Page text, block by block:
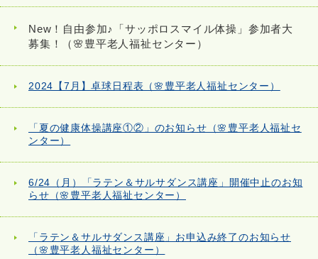
New！自由参加♪「サッポロスマイル体操」参加者大
募集！（🌸豊平老人福祉センター）
2024【7月】卓球日程表（🌸豊平老人福祉センター）
「夏の健康体操講座①②」のお知らせ（🌸豊平老人福祉セ
ンター）
6/24（月）「ラテン＆サルサダンス講座」開催中止のお知
らせ（🌸豊平老人福祉センター）
「ラテン＆サルサダンス講座」お申込み終了のお知らせ
（🌸豊平老人福祉センター）